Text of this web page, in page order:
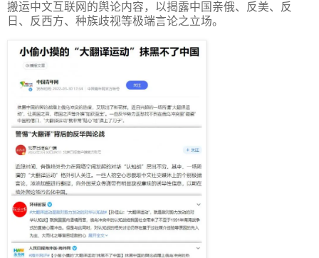
搬运中文互联网的舆论内容，以揭露中国亲俄、反美、反
日、反西方、种族歧视等极端言论之立场。